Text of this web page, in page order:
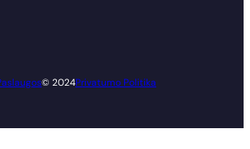
© 2024Privatumo Politika